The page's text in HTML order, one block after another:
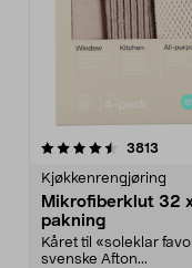
3813
Kjøkkenrengjøring
Mikrofiberklut 32
pakning
Kåret til «soleklar
svenske Afton...
4.5av 5 stjerner